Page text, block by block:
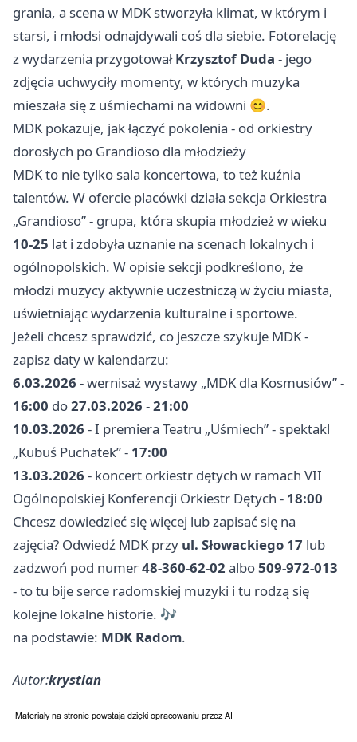
grania, a scena w MDK stworzyła klimat, w którym i
starsi, i młodsi odnajdywali coś dla siebie. Fotorelację
z wydarzenia przygotowałKrzysztof Duda - jego
zdjęcia uchwyciły momenty, w których muzyka
mieszała się z uśmiechami na widowni 😊.
MDK pokazuje, jak łączyć pokolenia - od orkiestry
dorosłych po Grandioso dla młodzieży
MDK to nie tylko sala koncertowa, to też kuźnia
talentów. W ofercie placówki działa sekcja Orkiestra
„Grandioso” - grupa, która skupia młodzież w wieku
10-25 lat i zdobyła uznanie na scenach lokalnych i
ogólnopolskich. W opisie sekcji podkreślono, że
młodzi muzycy aktywnie uczestniczą w życiu miasta,
uświetniając wydarzenia kulturalne i sportowe.
Jeżeli chcesz sprawdzić, co jeszcze szykuje MDK -
zapisz daty w kalendarzu:
6.03.2026 - wernisaż wystawy „MDK dla Kosmusiów” -
16:00 do27.03.2026 -21:00
10.03.2026 - I premiera Teatru „Uśmiech” - spektakl
„Kubuś Puchatek” - 17:00
13.03.2026 - koncert orkiestr dętych w ramach VII
Ogólnopolskiej Konferencji Orkiestr Dętych - 18:00
Chcesz dowiedzieć się więcej lub zapisać się na
zajęcia? Odwiedź MDK przy ul. Słowackiego 17 lub
zadzwoń pod numer48-360-62-02 albo509-972-013
- to tu bije serce radomskiej muzyki i tu rodzą się
kolejne lokalne historie. 🎶
na podstawie: MDK Radom.
Autor:krystian